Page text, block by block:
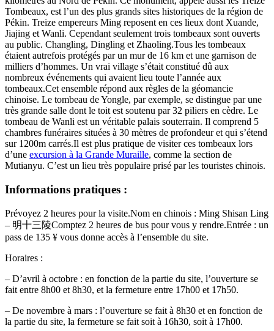
Tombeaux, est l’un des plus grands sites historiques de la région de
Pékin. Treize empereurs Ming reposent en ces lieux dont Xuande,
Jiajing et Wanli. Cependant seulement trois tombeaux sont ouverts
au public. Changling, Dingling et Zhaoling.Tous les tombeaux
étaient autrefois protégés par un mur de 16 km et une garnison de
milliers d’hommes. Un vrai village s’était constitué dû aux
nombreux événements qui avaient lieu toute l’année aux
tombeaux.Cet ensemble répond aux règles de la géomancie
chinoise. Le tombeau de Yongle, par exemple, se distingue par une
très grande salle dont le toit est soutenu par 32 piliers en cèdre. Le
tombeau de Wanli est un véritable palais souterrain. Il comprend 5
chambres funéraires situées à 30 mètres de profondeur et qui s’étend
sur 1200m carrés.Il est plus pratique de visiter ces tombeaux lors
d’une excursion à la Grande Muraille, comme la section de
Mutianyu. C’est un lieu très populaire prisé par les touristes chinois.
Informations pratiques :
Prévoyez 2 heures pour la visite.Nom en chinois : Ming Shisan Ling
– 明十三陵Comptez 2 heures de bus pour vous y rendre.Entrée : un
pass de 135 ¥ vous donne accès à l’ensemble du site.
Horaires :
– D’avril à octobre : en fonction de la partie du site, l’ouverture se
fait entre 8h00 et 8h30, et la fermeture entre 17h00 et 17h50.
– De novembre à mars : l’ouverture se fait à 8h30 et en fonction de
la partie du site, la fermeture se fait soit à 16h30, soit à 17h00.